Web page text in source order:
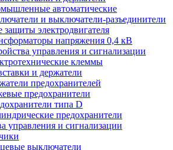
автоматические
и выключатели-разъединители
защиты электродвигателя
напряжения 0,4 кВ
управления и сигнализации
клеммы
и держатели
предохранителей
предохранители
типа D
предохранители
управления и сигнализации
выключатели